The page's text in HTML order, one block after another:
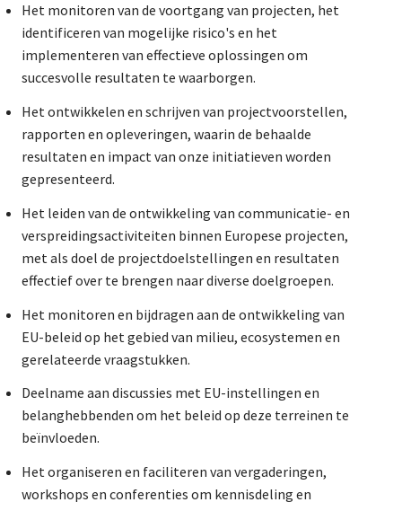
Het monitoren van de voortgang van projecten, het
identificeren van mogelijke risico's en het
implementeren van effectieve oplossingen om
succesvolle resultaten te waarborgen.
Het ontwikkelen en schrijven van projectvoorstellen,
rapporten en opleveringen, waarin de behaalde
resultaten en impact van onze initiatieven worden
gepresenteerd.
Het leiden van de ontwikkeling van communicatie- en
verspreidingsactiviteiten binnen Europese projecten,
met als doel de projectdoelstellingen en resultaten
effectief over te brengen naar diverse doelgroepen.
Het monitoren en bijdragen aan de ontwikkeling van
EU-beleid op het gebied van milieu, ecosystemen en
gerelateerde vraagstukken.
Deelname aan discussies met EU-instellingen en
belanghebbenden om het beleid op deze terreinen te
beïnvloeden.
Het organiseren en faciliteren van vergaderingen,
workshops en conferenties om kennisdeling en